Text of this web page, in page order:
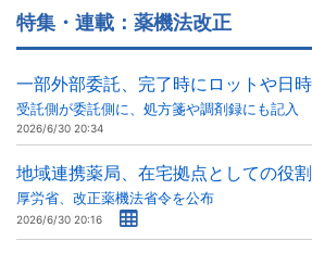
特集・連載：薬機法改正
一部外部委託、完了時にロットや日
受託側が委託側に、処方箋や調剤録にも記入
2026/6/30 20:34
地域連携薬局、在宅拠点としての役
厚労省、改正薬機法省令を公布
2026/6/30 20:16